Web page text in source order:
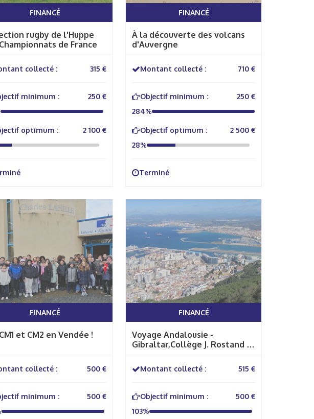
FINANCÉ
rugby de l'Huppe
de France
collecté : 315 €
minimum :
250 €
optimum :
2 100 €
FINANCÉ
À la découverte des volcans
d'Auvergne
Montant collecté : 710 €
Objectif minimum :
250 €
284%
Objectif optimum :
2 500 €
28%
Terminé
FINANCÉ
et CM2 en Vendée !
collecté : 500 €
minimum :
500 €
FINANCÉ
Voyage Andalousie -
Gibraltar,Collège J. Rostand -
Montant collecté : 515 €
Objectif minimum :
500 €
103%